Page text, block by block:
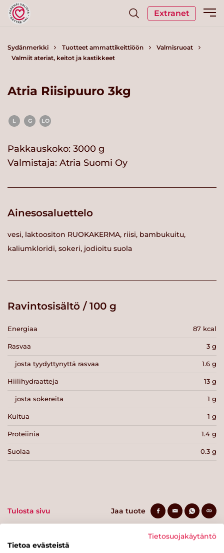
Extranet
Sydänmerkki Tuotteet ammattikeittiöön
Valmisruoat
Valmiit ateriat, keitot ja kastikkeet
Atria Riisipuuro 3kg
L G LO
Pakkauskoko: 3000 g
Valmistaja: Atria Suomi Oy
Ainesosaluettelo
vesi, laktoositon RUOKAKERMA, riisi, bambukuitu,
kaliumkloridi, sokeri, jodioitu suola
Ravintosisältö / 100 g
Energiaa 87 kcal
Rasvaa 3 g
josta tyydyttynyttä rasvaa 1.6 g
Hiilihydraatteja 13 g
josta sokereita 1 g
Kuitua 1 g
Proteiinia 1.4 g
Suolaa 0.3 g
Tulosta sivu Jaa tuote
Tietosuojakäytäntö
Tietoa evästeistä